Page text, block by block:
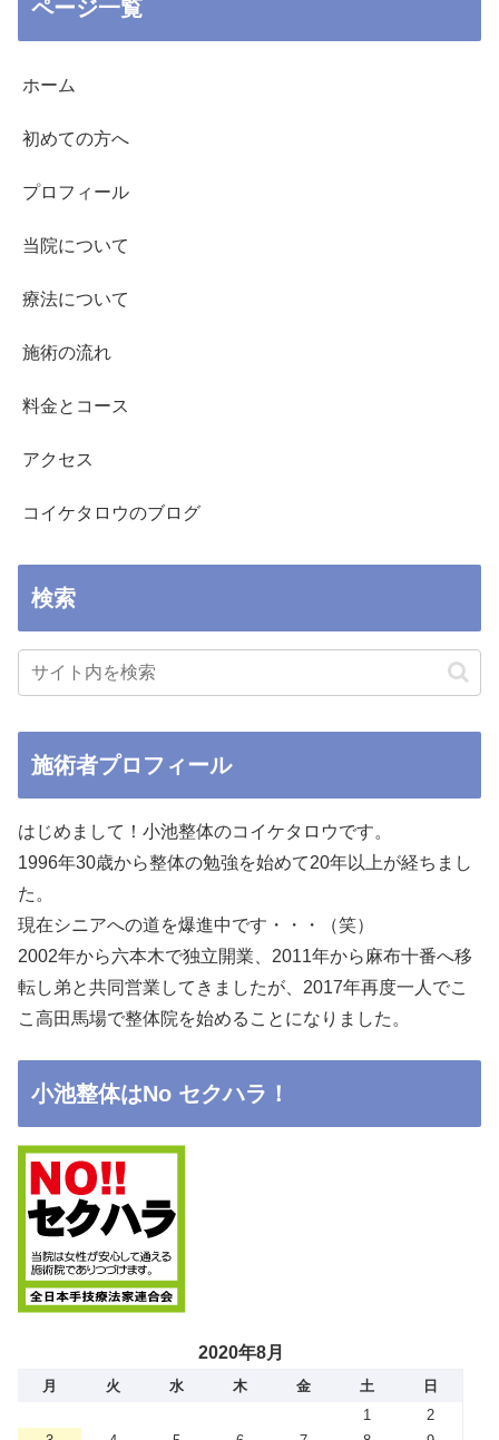
ページ一覧
ホーム
初めての方へ
プロフィール
当院について
療法について
施術の流れ
料金とコース
アクセス
コイケタロウのブログ
検索
施術者プロフィール
はじめまして！小池整体のコイケタロウです。
1996年30歳から整体の勉強を始めて20年以上が経ちまし
た。
現在シニアへの道を爆進中です・・・（笑）
2002年から六本木で独立開業、2011年から麻布十番へ移
転し弟と共同営業してきましたが、2017年再度一人でこ
こ高田馬場で整体院を始めることになりました。
小池整体はNo セクハラ！
2020年8月
月 火 水 木 金 土
日
1
2